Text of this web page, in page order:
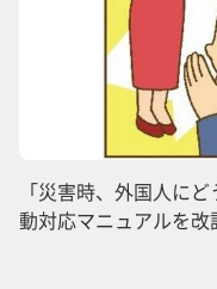
「災害時、外国人に
動対応マニュアルを改